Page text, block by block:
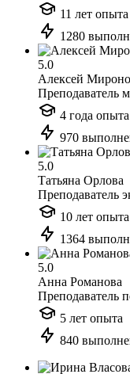
11 лет опыта
1280
5.0
Алексей
Преподаватель
4 года опыта
970
5.0
Татьяна Орлова
Преподаватель
10 лет опыта
1364
5.0
Анна Романова
Преподаватель
5 лет опыта
840